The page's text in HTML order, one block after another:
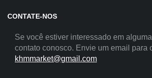
CONTATE-NOS
Se você estiver interessado em
contato conosco. Envie um email para
khmmarket@gmail.com